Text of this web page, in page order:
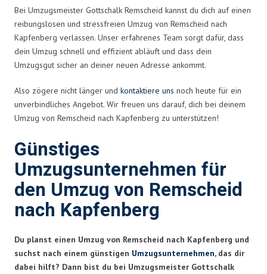
Bei Umzugsmeister Gottschalk Remscheid kannst du dich auf einen
reibungslosen und stressfreien Umzug von Remscheid nach
Kapfenberg verlassen. Unser erfahrenes Team sorgt dafür, dass
dein Umzug schnell und effizient abläuft und dass dein
Umzugsgut sicher an deiner neuen Adresse ankommt.
Also zögere nicht länger und kontaktiere uns noch heute für ein
unverbindliches Angebot. Wir freuen uns darauf, dich bei deinem
Umzug von Remscheid nach Kapfenberg zu unterstützen!
Günstiges
Umzugsunternehmen für
den Umzug von Remscheid
nach Kapfenberg
Du planst einen Umzug von Remscheid nach Kapfenberg und
suchst nach einem günstigen Umzugsunternehmen, das dir
dabei hilft? Dann bist du bei Umzugsmeister Gottschalk